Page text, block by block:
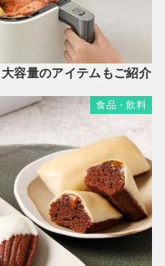
容量のアイテムもご紹介
食品・飲料